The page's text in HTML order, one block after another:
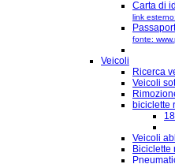
Carta di
link
fonte:
Veicoli
Ricerca
Veicoli
biciclette
Veicoli
Biciclette